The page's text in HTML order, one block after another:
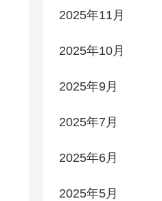
2025年11月
2025年10月
2025年9月
2025年7月
2025年6月
2025年5月